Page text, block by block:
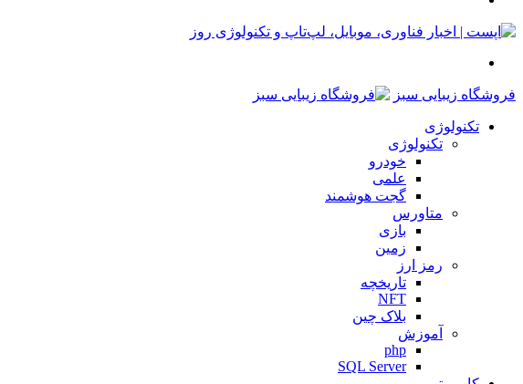
فروشگاه زیبایی سبز
تکنولوژی
تکنولوژی
خودرو
علمی
گجت هوشمند
متاورس
بازی
زمین
رمز ارز
تاریخچه
NFT
بلاک چین
آموزش
php
SQL Server